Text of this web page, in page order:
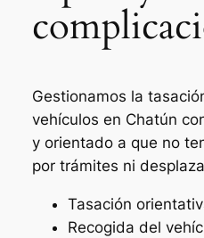
Gestionamos la
vehículos en Chatún
y orientado a que no
por trámites ni
Tasación
Recogida del